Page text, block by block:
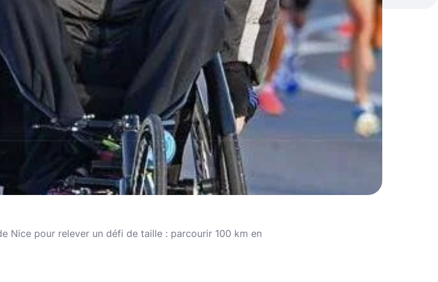
Nice pour relever un défi de taille : parcourir 100 km en